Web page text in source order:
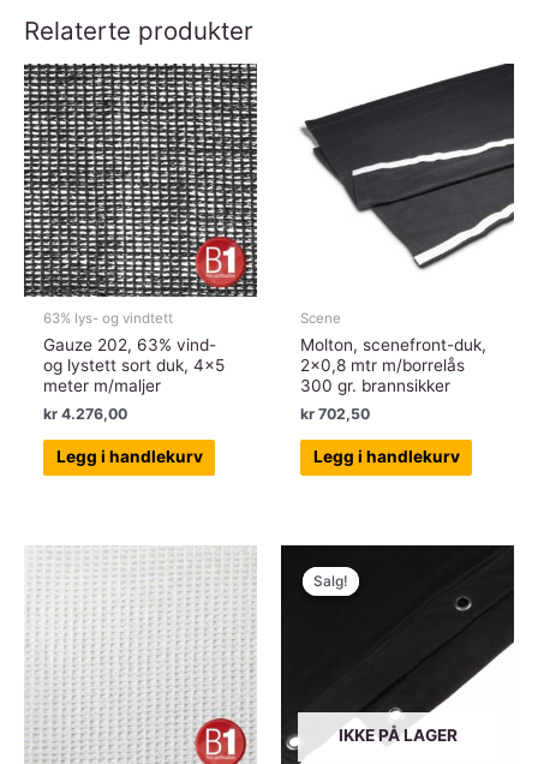
Relaterte produkter
63% lys- og vindtett
Gauze 202, 63% vind-
og lystett sort duk, 4×5
meter m/maljer
kr 4.276,00
Legg i handlekurv
Scene
Molton, scenefront-duk,
2×0,8 mtr m/borrelås
300 gr. brannsikker
kr 702,50
Legg i handlekurv
Salg!
IKKE PÅ LAGER
Salg!